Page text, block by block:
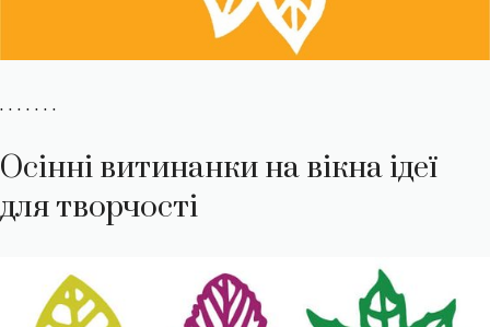
. . . . . . .
Осінні витинанки на вікна ідеї
для творчості